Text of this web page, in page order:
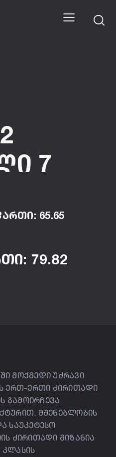
7
65.65
79.82
მოქმედი უძრავი
ერთ-ერთი ძირითადი
გამოირჩევა
მშენებლობის
საუკეტესო
ძირითადი მიზანია